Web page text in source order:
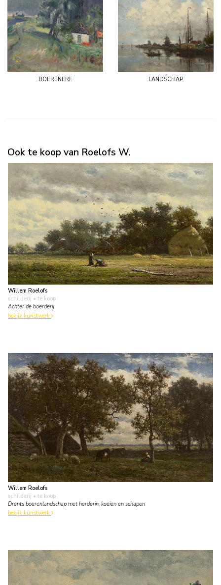
boerenerf landschap
Ook te koop van Roelofs W.
Willem Roelofs
schilderij • te koop
Achter de boerderij
bekijk kunstwerk
Willem Roelofs
schilderij • te koop
Drents boerenlandschap met herderin, koeien en schapen
bekijk kunstwerk